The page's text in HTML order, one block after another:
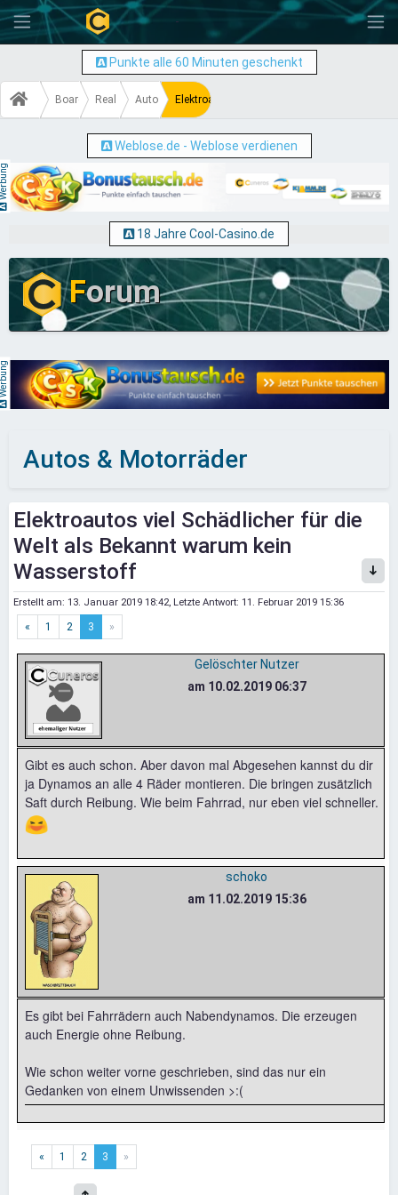
-
Punkte alle 60 Minuten geschenkt
Board Real WorldAutos & Motorräder
Elektroautos viel Schädlicher für die Welt als
Weblose.de - Weblose verdienen
18 Jahre Cool-Casino.de
Forum
Autos & Motorräder
Elektroautos viel Schädlicher für die
Welt als Bekannt warum kein
Wasserstoff
Erstellt am: 13. Januar 2019 18:42, Letzte Antwort: 11. Februar 2019 15:36
« 1 2 3 »
Gelöschter Nutzer
am 10.02.2019 06:37
Gibt es auch schon. Aber davon mal Abgesehen kannst du dir
ja Dynamos an alle 4 Räder montieren. Die bringen zusätzlich
Saft durch Reibung. Wie beim Fahrrad, nur eben viel schneller.
😆
schoko
am 11.02.2019 15:36
Es gibt bei Fahrrädern auch Nabendynamos. Die erzeugen
auch Energie ohne Reibung.
Wie schon weiter vorne geschrieben, sind das nur ein
Gedanken von einem Unwissenden >:(
« 1 2 3 »